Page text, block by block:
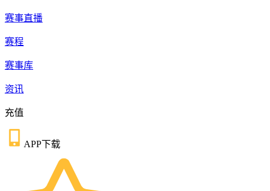
赛事直播
赛程
赛事库
资讯
充值
APP下载